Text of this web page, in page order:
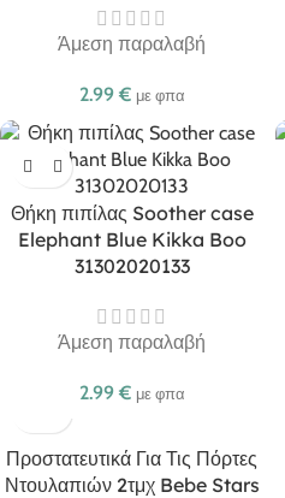
Άμεση παραλαβή
2.99 € με φπα
Θήκη πιπίλας Soother case
Elephant Blue Kikka Boo
31302020133
Άμεση παραλαβή
2.99 € με φπα
Προστατευτικά Για Τις Πόρτες
Ντουλαπιών 2τμχ Bebe Stars